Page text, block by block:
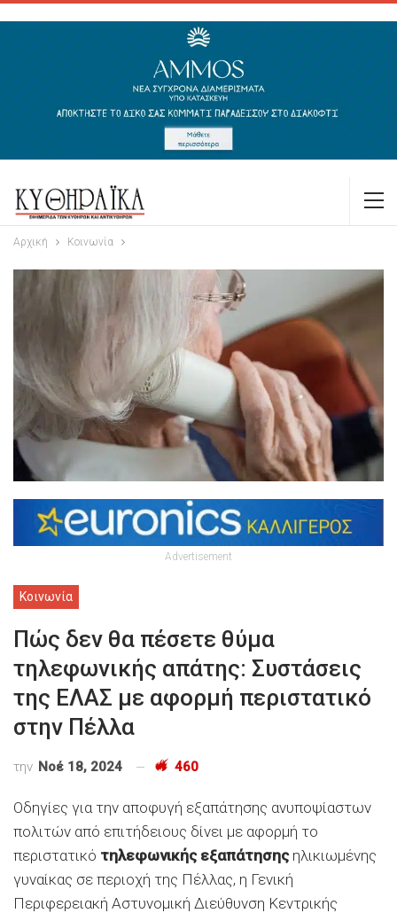
Αρχική Κοινωνία
Advertisement
Κοινωνία
Πώς δεν θα πέσετε θύμα
τηλεφωνικής απάτης: Συστάσεις
της ΕΛΑΣ με αφορμή περιστατικό
στην Πέλλα
την Νοέ 18, 2024 460
Οδηγίες για την αποφυγή εξαπάτησης ανυποψίαστων
πολιτών από επιτήδειους δίνει με αφορμή το
περιστατικό τηλεφωνικής εξαπάτησηςηλικιωμένης
γυναίκας σε περιοχή της Πέλλας, η Γενική
Περιφερειακή Αστυνομική Διεύθυνση Κεντρικής